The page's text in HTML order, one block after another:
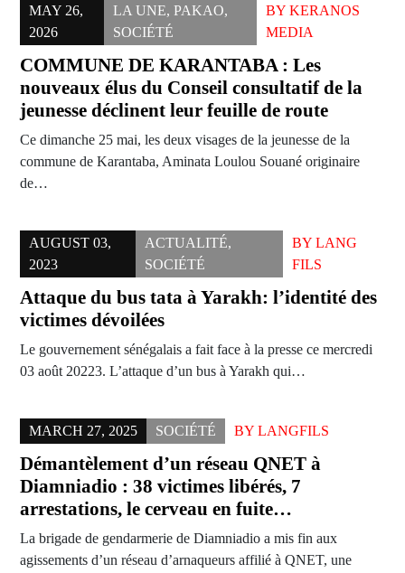
MAY 26,
2026
LA UNE, PAKAO,
SOCIÉTÉ
BYKERANOS
MEDIA
COMMUNE DE KARANTABA : Les
nouveaux élus du Conseil consultatif de la
jeunesse déclinent leur feuille de route
Ce dimanche 25 mai, les deux visages de la jeunesse de la
commune de Karantaba, Aminata Loulou Souané originaire
de…
AUGUST 03,
2023
ACTUALITÉ,
SOCIÉTÉ
BY LANG
FILS
Attaque du bus tata à Yarakh: l’identité des
victimes dévoilées
Le gouvernement sénégalais a fait face à la presse ce mercredi
03 août 20223. L’attaque d’un bus à Yarakh qui…
MARCH 27, 2025 SOCIÉTÉ BY LANGFILS
Démantèlement d’un réseau QNET à
Diamniadio : 38 victimes libérés, 7
arrestations, le cerveau en fuite…
La brigade de gendarmerie de Diamniadio a mis fin aux
agissements d’un réseau d’arnaqueurs affilié à QNET, une